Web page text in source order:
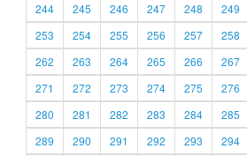
244
245 246 247 248 249
253
254 255 256 257 258
262
263 264 265 266 267
271
272 273 274 275 276
280
281 282 283 284 285
289
290 291 292 293 294